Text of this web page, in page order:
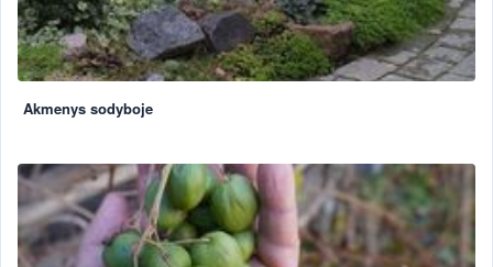
Akmenys sodyboje